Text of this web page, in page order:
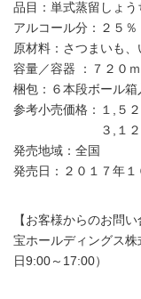
品目：単式蒸留しょう
アルコール分：２５％
原材料：さつまいも、
容量／容器 ：７２０
梱包：６本段ボール
参考小売価格：１,５
３,１２３円／１
発売地域：全国
発売日：２０１７年１
【お客様からのお問い
宝ホールディングス
日9:00～17:00）